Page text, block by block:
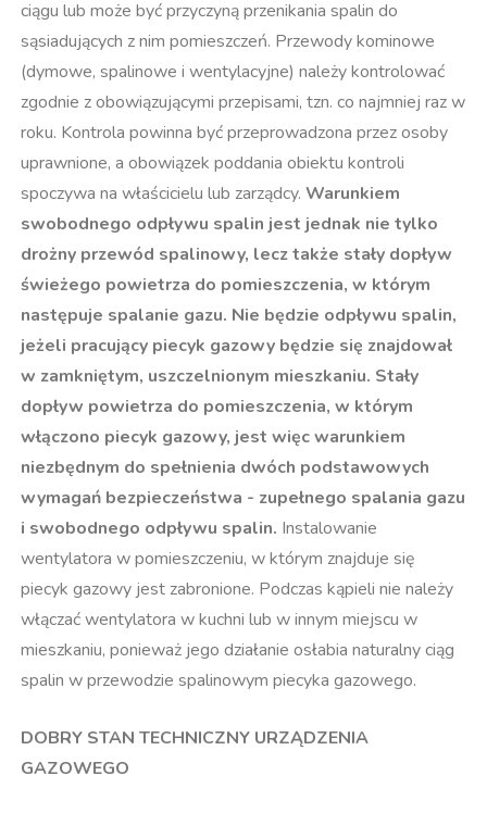
ciągu lub może być przyczyną przenikania spalin do
sąsiadujących z nim pomieszczeń. Przewody kominowe
(dymowe, spalinowe i wentylacyjne) należy kontrolować
zgodnie z obowiązującymi przepisami, tzn. co najmniej raz w
roku. Kontrola powinna być przeprowadzona przez osoby
uprawnione, a obowiązek poddania obiektu kontroli
spoczywa na właścicielu lub zarządcy.Warunkiem
swobodnego odpływu spalin jest jednak nie tylko
drożny przewód spalinowy, lecz także stały dopływ
świeżego powietrza do pomieszczenia, w którym
następuje spalanie gazu. Nie będzie odpływu spalin,
jeżeli pracujący piecyk gazowy będzie się znajdował
w zamkniętym, uszczelnionym mieszkaniu. Stały
dopływ powietrza do pomieszczenia, w którym
włączono piecyk gazowy, jest więc warunkiem
niezbędnym do spełnienia dwóch podstawowych
wymagań bezpieczeństwa - zupełnego spalania gazu
i swobodnego odpływu spalin. Instalowanie
wentylatora w pomieszczeniu, w którym znajduje się
piecyk gazowy jest zabronione. Podczas kąpieli nie należy
włączać wentylatora w kuchni lub w innym miejscu w
mieszkaniu, ponieważ jego działanie osłabia naturalny ciąg
spalin w przewodzie spalinowym piecyka gazowego.
DOBRY STAN TECHNICZNY URZĄDZENIA
GAZOWEGO